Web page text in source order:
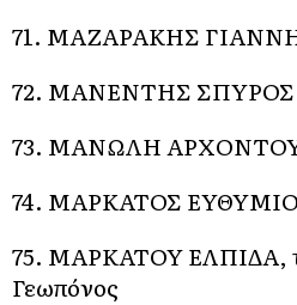
71. ΜΑΖΑΡΑΚΗΣ
72. ΜΑΝΕΝΤΗΣ ΣΠΥΡΟΣ,
73. ΜΑΝΩΛΗ
74. ΜΑΡΚΑΤΟΣ
75. ΜΑΡΚΑΤΟΥ ΕΛΠΙΔΑ,
Γεωπόνος